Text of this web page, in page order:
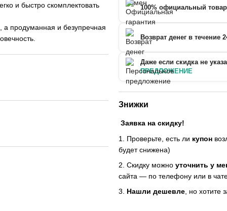
и быстро скомплектовать
а продуманная и безупречная
100% официальный товар
Возврат денег в течение
Даже если скидка не
ПРЕДЛОЖЕНИЕ
Знижки
Заявка на скидку!
1. Проверьте, есть ли купон
будет снижена)
2. Скидку можно уточнить у
сайта — по телефону или в
3. Нашли дешевле, но хотите